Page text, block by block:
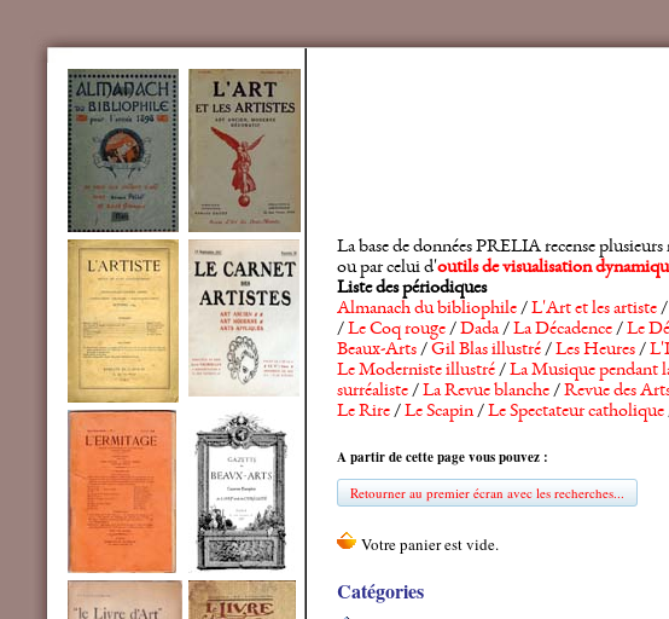
La base de données PRELIA recense
ou par celui d'outils de visualisation
Liste des périodiques
Almanach du bibliophile/L'Art et les artiste/
/Le Coq rouge/Dada/La Décadence/Le
Beaux-Arts/Gil Blas illustré/Les Heures/
Le Moderniste illustré/La Musique pendant
surréaliste/La Revue blanche/Revue des
Le Rire/Le Scapin/Le Spectateur catholique
A partir de cette page vous pouvez :
Retourner au premier écran avec les recherches...
Catégories